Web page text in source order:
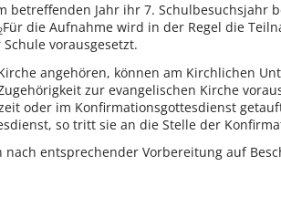
betreffenden Jahr ihr 7. Schulbesuchsjahr
Für die Aufnahme wird in der Regel die
vorausgesetzt.
angehören, können am Kirchlichen
zur evangelischen Kirche
oder im Konfirmationsgottesdienst
so tritt sie an die Stelle der
entsprechender Vorbereitung auf